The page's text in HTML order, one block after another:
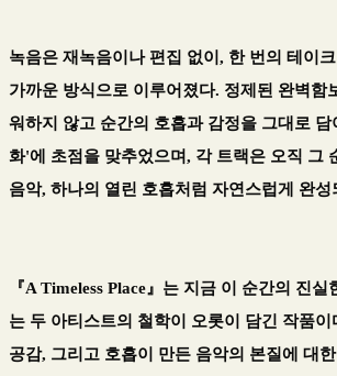
녹음은 재녹음이나 편집 없이, 한 번의 테이
가까운 방식으로 이루어졌다. 정제된 완벽함
워하지 않고 순간의 호흡과 감정을 그대로 담
화'에 초점을 맞추었으며, 각 트랙은 오직 그
음악, 하나의 열린 호흡처럼 자연스럽게 완성
『A Timeless Place 』 는 지금 이 순간의 진실
는 두 아티스트의 철학이 오롯이 담긴 작품이
공감, 그리고 호흡이 만든 음악의 본질에 대